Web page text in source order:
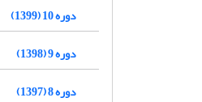
دوره 10 (1399)
دوره 9 (1398)
دوره 8 (1397)